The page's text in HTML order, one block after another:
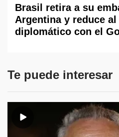
Brasil retira a su
Argentina y reduce
diplomático con el
Te puede interesar